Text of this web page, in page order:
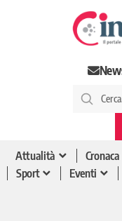
Attualità Cronaca
Sport
Eventi